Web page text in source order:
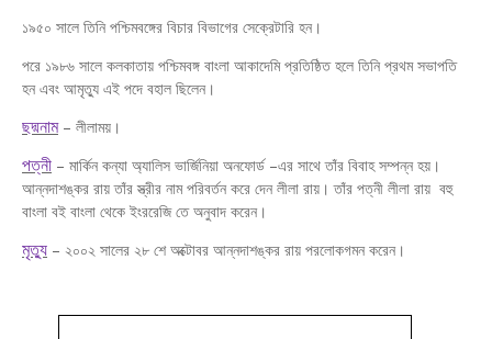
১৯৫০ সালে তিনি পশ্চিমবঙ্গের বিচার বিভাগের সেক্রেটারি হন।
পরে ১৯৮৬ সালে কলকাতায় পশ্চিমবঙ্গ বাংলা আকাদেমি প্রতিষ্ঠিত হলে তিনি প্রথম সভাপতি
হন এবং আমৃত্যু এই পদে বহাল ছিলেন।
ছদ্মনাম– লীলাময়।
পত্নী – মার্কিন কন্যা অ্যালিস ভার্জিনিয়া অনফোর্ড –এর সাথে তাঁর বিবাহ সম্পন্ন হয়।
আন্নদাশঙ্কর রায় তাঁর স্ত্রীর নাম পরিবর্তন করে দেন লীলা রায়। তাঁর পত্নী লীলা রায় বহু
বাংলা বই বাংলা থেকে ইংররেজি তে অনুবাদ করেন।
মৃত্যু – ২০০২ সালের ২৮ শে অক্টোবর আন্নদাশঙ্কর রায় পরলোকগমন করেন।